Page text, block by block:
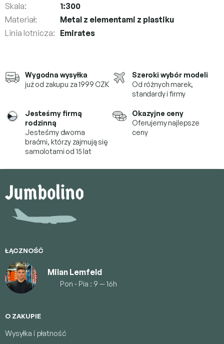
Wygodna wysyłka
już od zakupu za 1999 CZK
Szeroki wybór modeli
Od różnych marek,
standardy i firmy
Jesteśmy firmą
rodzinną
Jesteśmy dwoma
braćmi, którzyzajmują się
samolotami od 15 lat
Okazyjne ceny
Oferujemy najlepsze
ceny
Skala:
1:300
Materiał:
Metal z elementami z plastiku
Linia lotnicza: Emirates
o
ŁĄCZNOŚĆ
Milan Lemfeld
Pon - Pia : 9 — 16h
O ZAKUPIE
Wysyłka i płatność